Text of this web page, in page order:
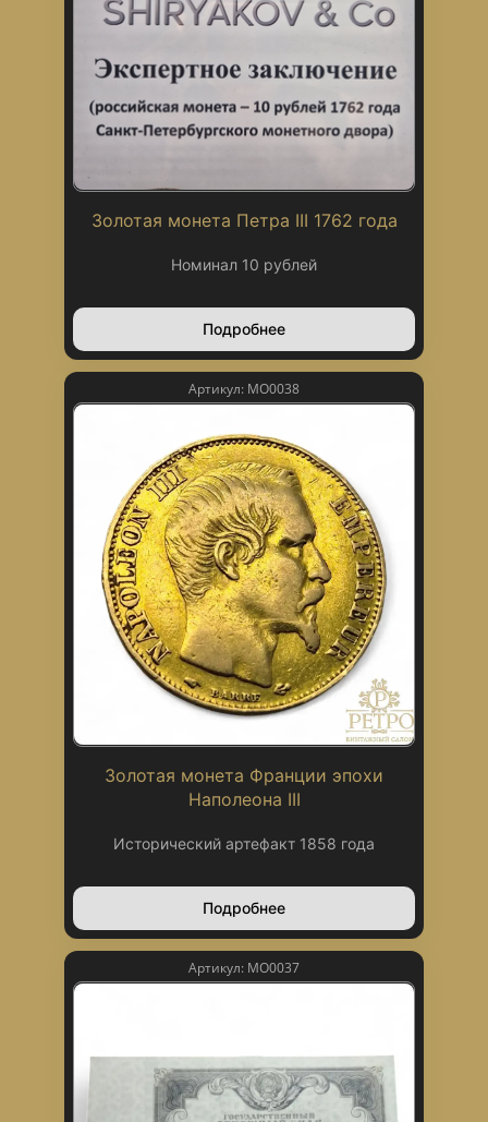
Золотая монета Петра III 1762 года
Номинал 10 рублей
Подробнее
Артикул: МО0038
Золотая монета Франции эпохи
Наполеона III
Исторический артефакт 1858 года
Подробнее
Артикул: МО0037